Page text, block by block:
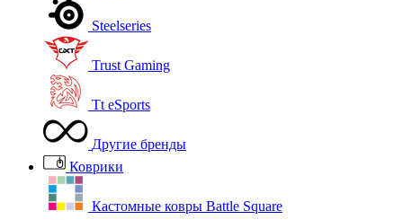
Steelseries
Trust Gaming
Tt eSports
Другие бренды
Коврики
Кастомные ковры Battle Square